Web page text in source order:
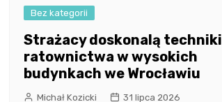
Bez kategorii
Strażacy doskonalą techniki
ratownictwa w wysokich
budynkach we Wrocławiu
Michał Kozicki 31 lipca 2026